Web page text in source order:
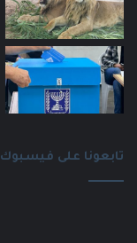
تابعونا على فيسبوك